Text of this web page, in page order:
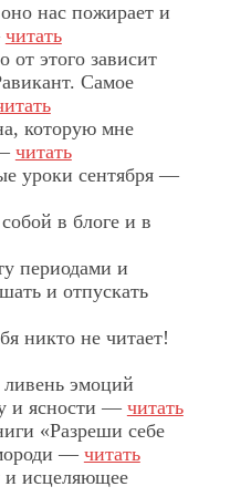
нас пожирает и
читать
от этого зависит
Самое
которую мне
читать
уроки сентября —
в блоге и в
периодами и
и отпускать
никто не читает!
ливень эмоций
и ясности — читать
«Разреши себе
— читать
и исцеляющее